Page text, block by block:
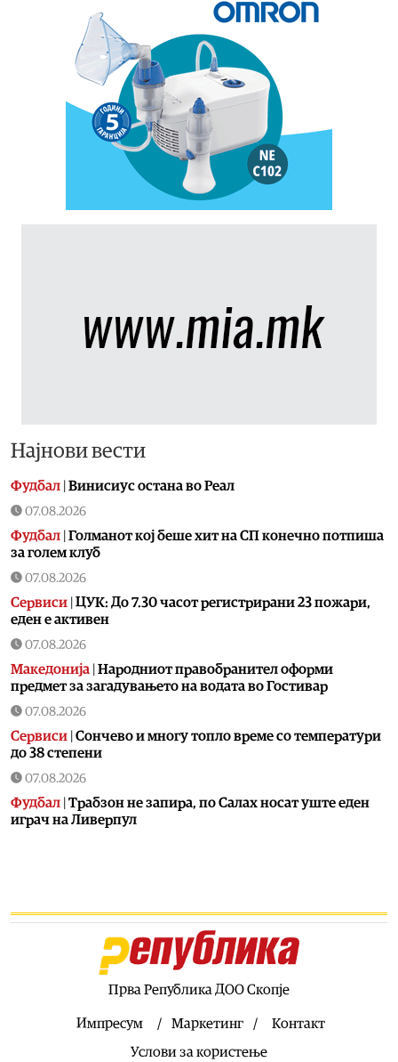
Најнови вести
Фудбал Винисиус остана во Реал
07.08.2026
Фудбал Голманот кој беше хит на СП конечно потпиша
за голем клуб
07.08.2026
Сервиси ЦУК: До 7.30 часот регистрирани 23 пожари,
еден е активен
07.08.2026
Македонија Народниот правобранител оформи
предмет за загадувањето на водата во Гостивар
07.08.2026
Сервиси Сончево и многу топло време со температури
до 38 степени
07.08.2026
Фудбал Tрабзон не запира, по Салах носат уште еден
играч на Ливерпул
Останати спортови|Синер е добро, ќе биде спремен за
Промовирана книгата „Охридска книжевна
Прва Република ДОО Скопје
Импресум Маркетинг
Контакт
Услови за користење